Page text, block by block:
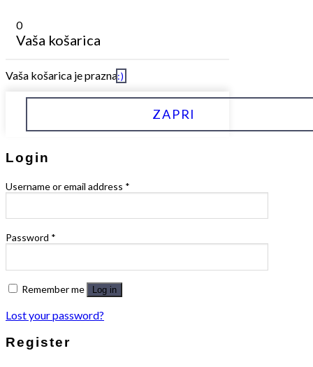
0
Vaša košarica
Vaša košarica je prazna:)
ZAPRI
Login
Username or email address *
Password *
Remember me Log in
Lost your password?
Register